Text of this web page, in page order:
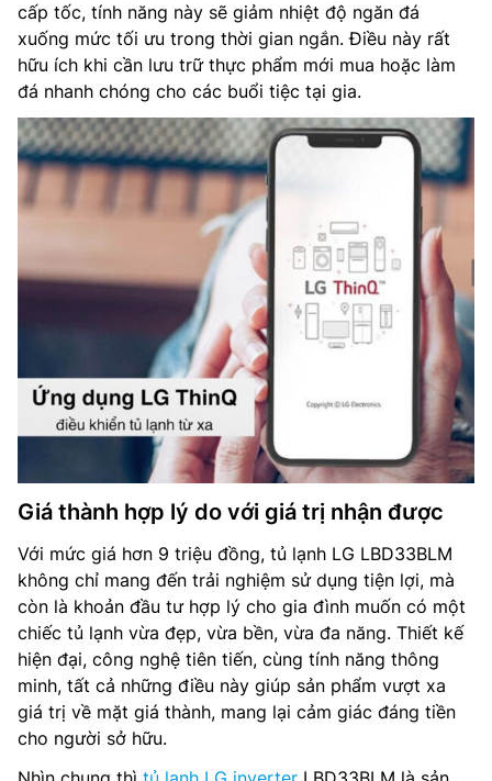
cấp tốc, tính năng này sẽ giảm nhiệt độ ngăn đá
xuống mức tối ưu trong thời gian ngắn. Điều này rất
hữu ích khi cần lưu trữ thực phẩm mới mua hoặc làm
đá nhanh chóng cho các buổi tiệc tại gia.
Giá thành hợp lý do với giá trị nhận được
Với mức giá hơn 9 triệu đồng, tủ lạnh LG LBD33BLM
không chỉ mang đến trải nghiệm sử dụng tiện lợi, mà
còn là khoản đầu tư hợp lý cho gia đình muốn có một
chiếc tủ lạnh vừa đẹp, vừa bền, vừa đa năng. Thiết kế
hiện đại, công nghệ tiên tiến, cùng tính năng thông
minh, tất cả những điều này giúp sản phẩm vượt xa
giá trị về mặt giá thành, mang lại cảm giác đáng tiền
cho người sở hữu.